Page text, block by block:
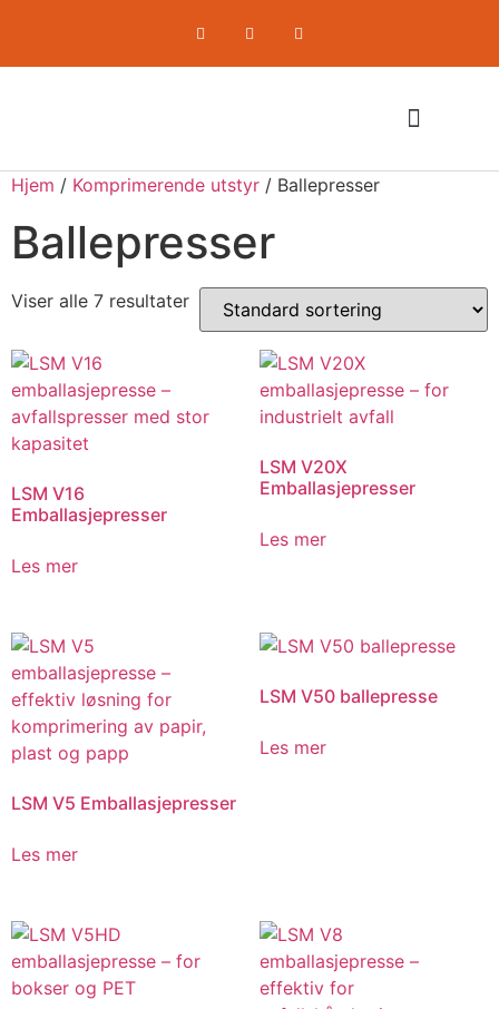
Hjem / Komprimerende utstyr / Ballepresser
Ballepresser
Viser alle 7 resultater
LSM V16
Emballasjepresser
Les mer
LSM V20X
Emballasjepresser
Les mer
LSM V5 Emballasjepresser
Les mer
LSM V50 ballepresse
Les mer